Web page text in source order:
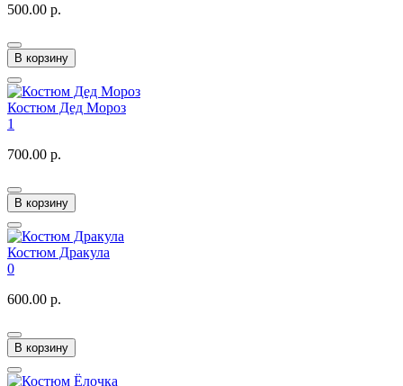
500.00 р.
В корзину
Костюм Дед Мороз
1
700.00 р.
В корзину
Костюм Дракула
0
600.00 р.
В корзину